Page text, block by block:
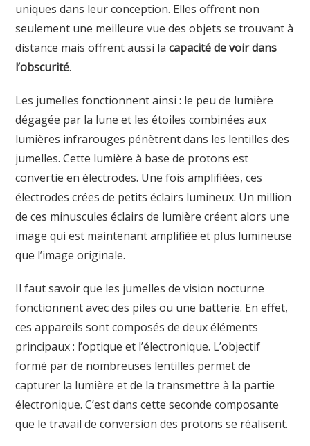
uniques dans leur conception. Elles offrent non
seulement une meilleure vue des objets se trouvant à
distance mais offrent aussi lacapacité de voir dans
l’obscurité.
Les jumelles fonctionnent ainsi : le peu de lumière
dégagée par la lune et les étoiles combinées aux
lumières infrarouges pénètrent dans les lentilles des
jumelles. Cette lumière à base de protons est
convertie en électrodes. Une fois amplifiées, ces
électrodes crées de petits éclairs lumineux. Un million
de ces minuscules éclairs de lumière créent alors une
image qui est maintenant amplifiée et plus lumineuse
que l’image originale.
Il faut savoir que les jumelles de vision nocturne
fonctionnent avec des piles ou une batterie. En effet,
ces appareils sont composés de deux éléments
principaux : l’optique et l’électronique. L’objectif
formé par de nombreuses lentilles permet de
capturer la lumière et de la transmettre à la partie
électronique. C’est dans cette seconde composante
que le travail de conversion des protons se réalisent.